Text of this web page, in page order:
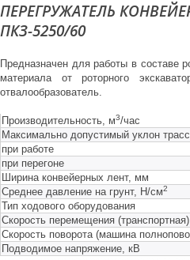
ПЕРЕГРУЖАТЕЛЬ
ПКЗ-5250/60
Предназначен для работы в составе
материала от роторного
отвалообразователь.
Производительность, м3/час
Максимально допустимый уклон
при работе
при перегоне
Ширина конвейерных лент, мм
Среднее давление на грунт, Н/см2
Тип ходового оборудования
Скорость перемещения
Скорость поворота (машина
Подводимое напряжение, кВ